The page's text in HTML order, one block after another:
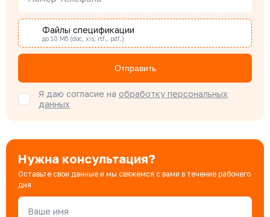
Бондарюк Евгения
Специалист отдела продаж
Файлы спецификации
до 10 Мб (doc, xis, rtf., pdf.)
Отправить
Я даю согласие на обработку персональных
данных
Нужна консультация?
Оставьте свои данные и мы свяжемся с вами в течение рабочего
дня
Ваше имя